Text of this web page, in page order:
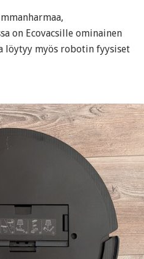
on Ecovacsille ominainen
löytyy myös robotin fyysiset